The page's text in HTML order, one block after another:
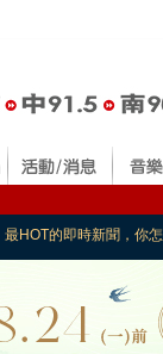
最HOT的即時新聞，你